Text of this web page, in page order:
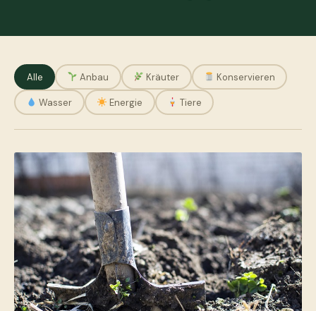
Alle Anbau Kräuter Konservieren
Wasser Energie Tiere